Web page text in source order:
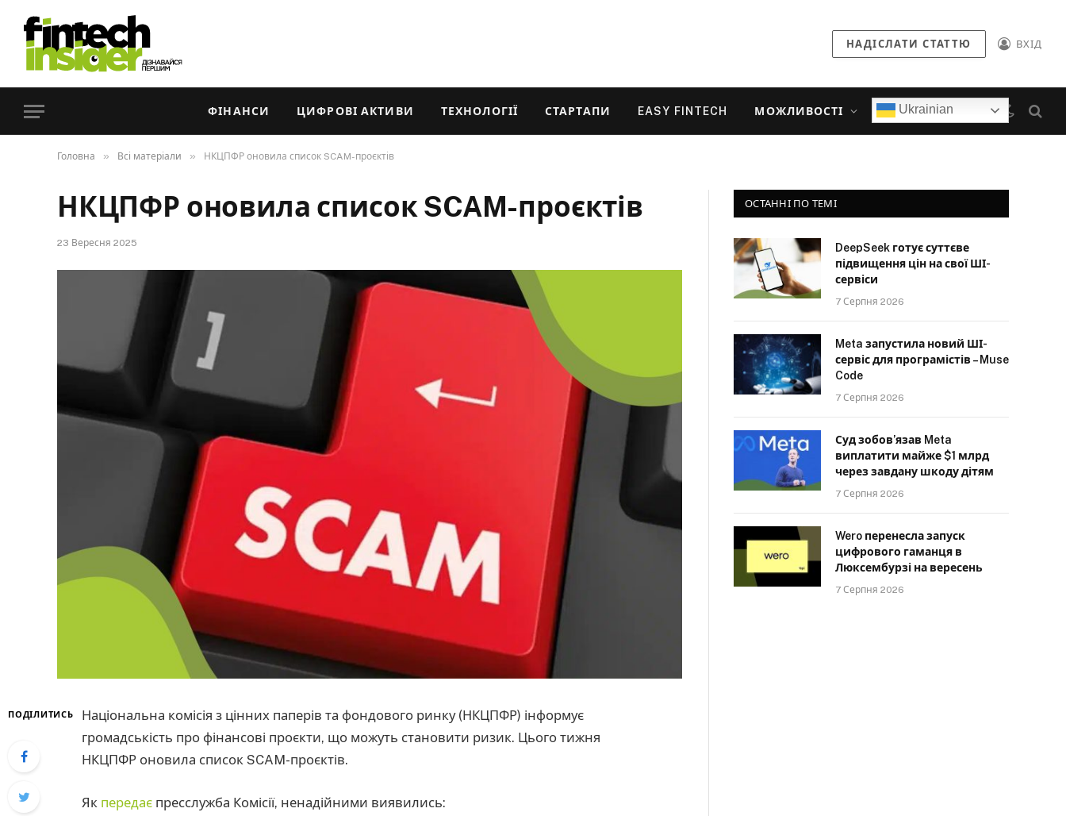
НАДІСЛАТИ СТАТТЮ ВХІД
ФІНАНСИ ЦИФРОВІ АКТИВИ ТЕХНОЛОГІЇ СТАРТАПИ EASY FINTECH МОЖЛИВОСТІ Ukrainian
Головна » Всі матеріали » НКЦПФР оновила список SCAM-проєктів
НКЦПФР оновила список SCAM-проєктів
23 Вересня 2025
ПОДІЛИТИСЬ
Національна комісія з цінних паперів та фондового ринку (НКЦПФР) інформує
громадськість про фінансові проєкти, що можуть становити ризик. Цього тижня
НКЦПФР оновила список SCAM-проєктів.
Як передає пресслужба Комісії, ненадійними виявились:
ОСТАННІ ПО ТЕМІ
DeepSeek готує суттєве
підвищення цін на свої ШІ-
сервіси
7 Серпня 2026
Meta запустила новий ШІ-
сервіс для програмістів – Muse
Code
7 Серпня 2026
Суд зобов’язав Meta
виплатити майже $1 млрд
через завдану шкоду дітям
7 Серпня 2026
Wero перенесла запуск
цифрового гаманця в
Люксембурзі на вересень
7 Серпня 2026